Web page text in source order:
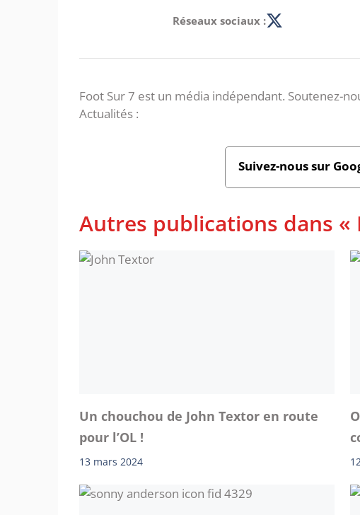
Réseaux sociaux :
Foot Sur 7 est un média indépendant. Soutenez-
Actualités :
Suivez-nous sur
Autres publications dans «
Un chouchou de John Textor en route
pour l’OL !
13 mars 2024